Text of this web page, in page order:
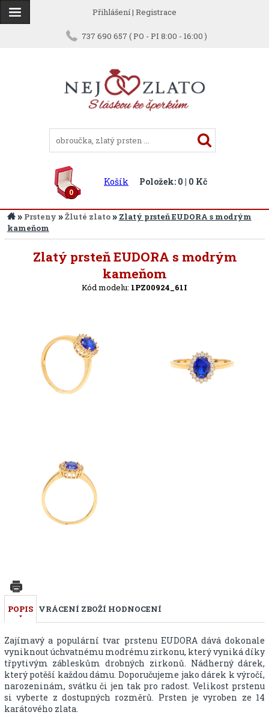
Přihlášení| Registrace
737 690 657 ( PO - PI 8:00 - 16:00 )
0
Košík Položek: 0 | 0 Kč
» Prsteny »Žluté zlato» Zlatý prsteň EUDORA s modrým
kameňom
Zlatý prsteň EUDORA s modrým
kameňom
Kód modelu: 1PZ00924_61I
POPIS VRÁCENÍ ZBOŽÍ HODNOCENÍ
Zajímavý a populární tvar prstenu EUDORA dává dokonale
vyniknout úchvatnému modrému zirkonu, který vyniká díky
třpytivým zábleskům drobných zirkonů. Nádherný dárek,
který potěší každou dámu. Doporučujeme jako dárek k výročí,
narozeninám, svátku či jen tak pro radost. Velikost prstenu
si vyberte z dostupných rozměrů. Prsten je vyroben ze 14
karátového zlata.